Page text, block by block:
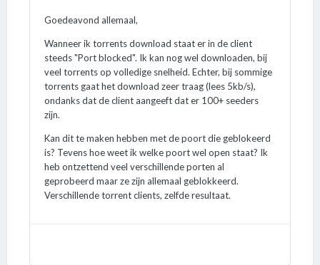
Goedeavond allemaal,
Wanneer ik torrents download staat er in de client
steeds "Port blocked". Ik kan nog wel downloaden, bij
veel torrents op volledige snelheid. Echter, bij sommige
torrents gaat het download zeer traag (lees 5kb/s),
ondanks dat de client aangeeft dat er 100+ seeders
zijn.
Kan dit te maken hebben met de poort die geblokeerd
is? Tevens hoe weet ik welke poort wel open staat? Ik
heb ontzettend veel verschillende porten al
geprobeerd maar ze zijn allemaal geblokkeerd.
Verschillende torrent clients, zelfde resultaat.